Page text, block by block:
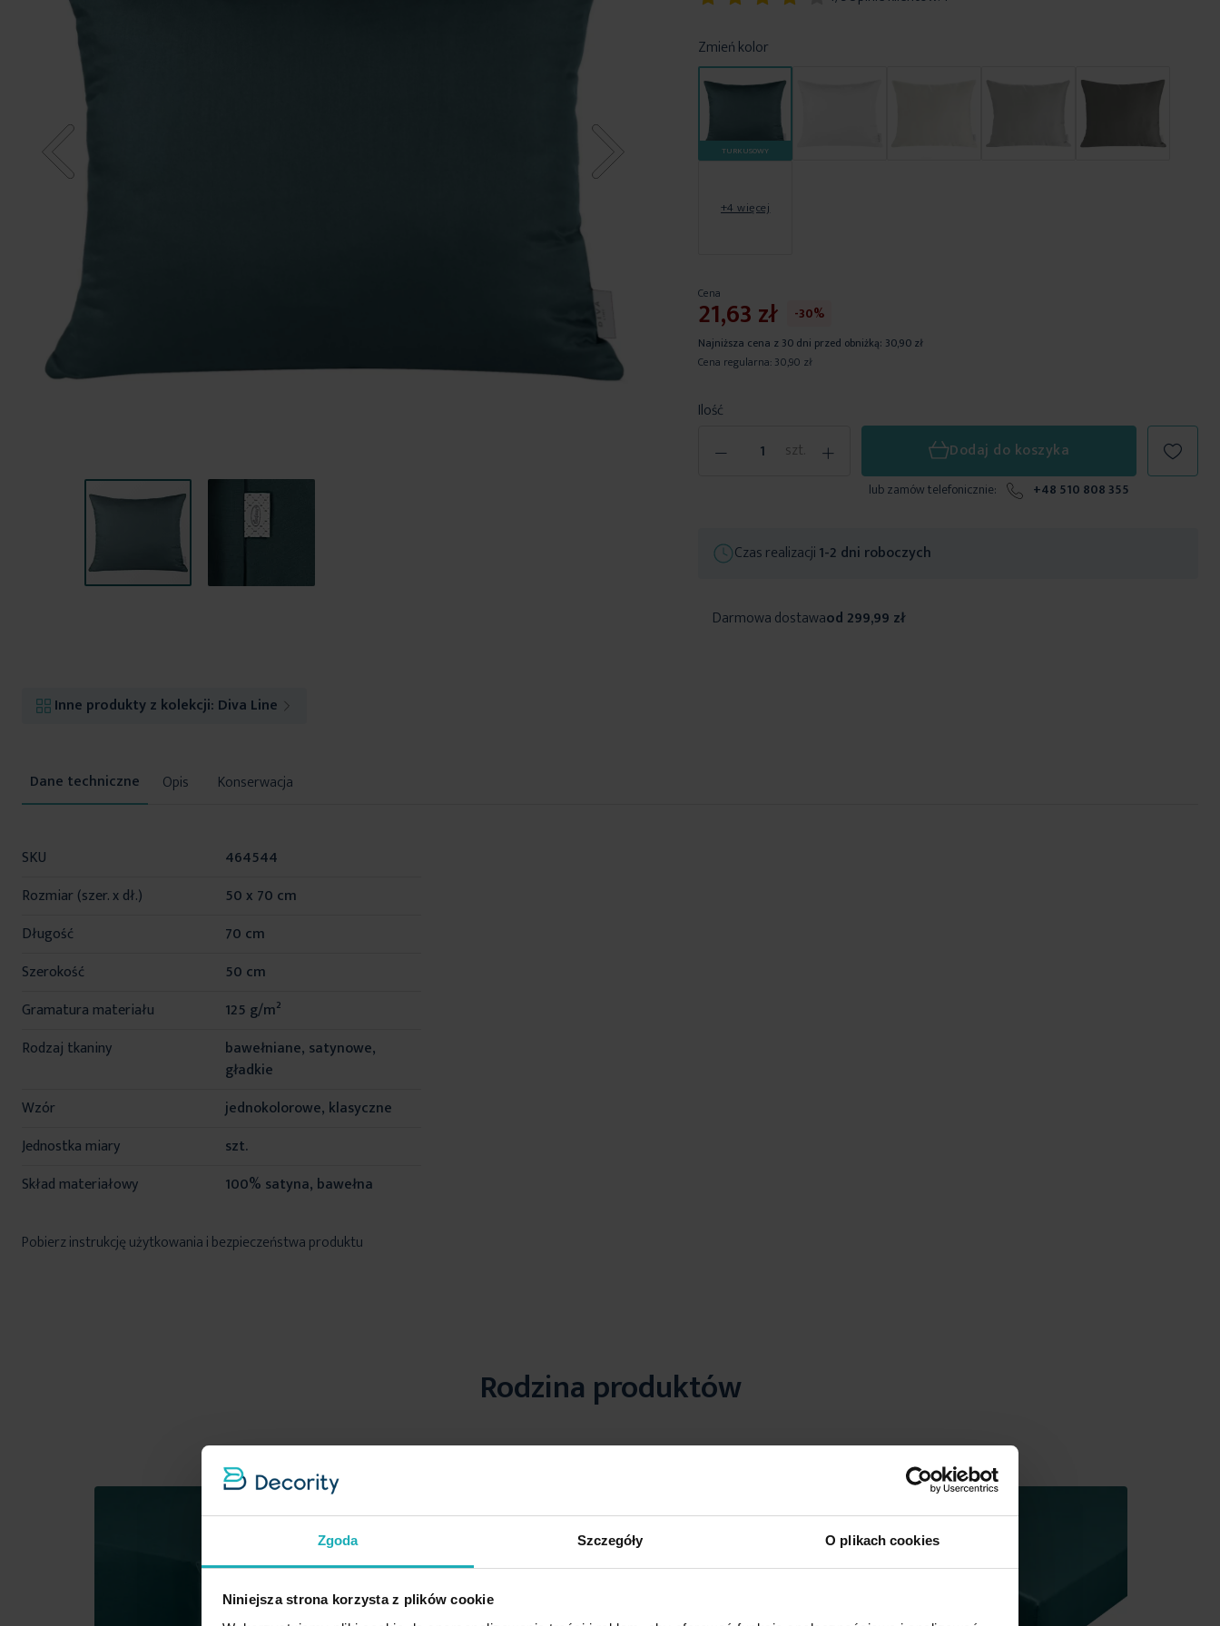
Zgoda Szczegóły O plikach cookies
Niniejsza strona korzysta z plików cookie
Zmień kolor
TURKUSOWY
+4 więcej
Ilość
- szt. +
Cena
21,63 zł -30%
Najniższa cena z 30 dni przed obniżką: 30,90 zł
Cena regularna: 30,90 zł
Dodaj do koszyka
lub zamów telefonicznie: +48 510 808 355
Czas realizacji1-2 dni roboczych
Darmowa dostawaod 299,99 zł
Inne produkty z kolekcji: Diva Line
Opis Konserwacja
Więcej
SKU
464544
Rozmiar (szer. x dł.)
50 x 70 cm
Długość
70 cm
Szerokość
50 cm
Gramatura materiału
125 g/m²
Rodzaj tkaniny
bawełniane, satynowe,
gładkie
Wzór
jednokolorowe, klasyczne
Jednostka miary
szt.
Skład materiałowy
100% satyna, bawełna
Pobierz instrukcję użytkowania i bezpieczeństwa produktu
Rodzina produktów